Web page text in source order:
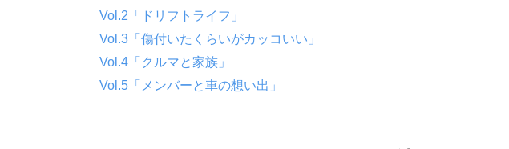
Vol.2「ドリフトライフ」
Vol.3「傷付いたくらいがカッコいい」
Vol.4「クルマと家族」
Vol.5「メンバーと車の想い出」